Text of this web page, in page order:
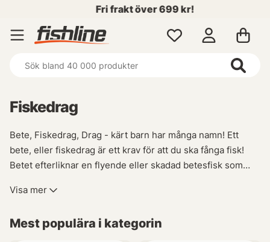
Fri frakt över 699 kr!
Fiskedrag
Bete, Fiskedrag, Drag - kärt barn har många namn! Ett
bete, eller fiskedrag är ett krav för att du ska fånga fisk!
Betet efterliknar en flyende eller skadad betesfisk som
brett sortiment av beten för att just du ska finna det du
Gösfiske, Öringfiske, Havsfiske efter Torsk, Sej och
Visa mer
Mest populära i kategorin